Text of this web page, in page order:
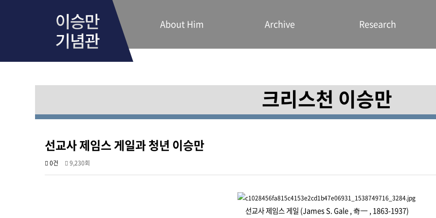
About Him Archive Research
크리스천 이승만
선교사 제임스 게일과 청년 이승만
0건 9,230회
선교사 제임스 게일 (James S. Gale , 奇一 , 1863-1937)